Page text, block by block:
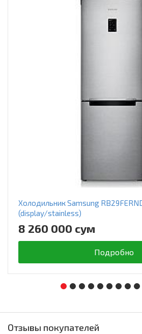
Холодильник Samsung
(display/stainless)
8 260 000 сум
Подробно
Отзывы покупателей